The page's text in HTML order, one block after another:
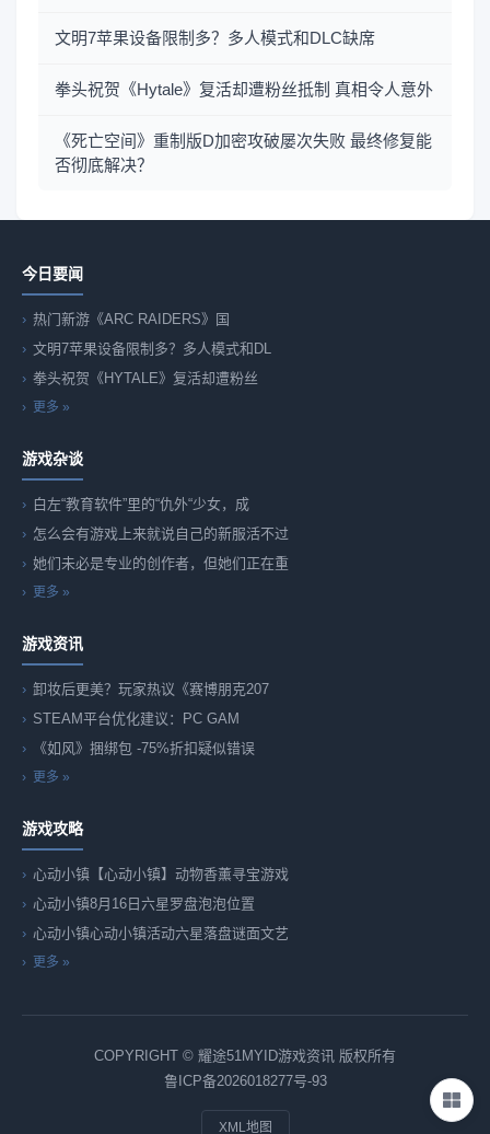
文明7苹果设备限制多？多人模式和DLC缺席
拳头祝贺《Hytale》复活却遭粉丝抵制 真相令人意外
《死亡空间》重制版D加密攻破屡次失败 最终修复能
否彻底解决？
今日要闻
热门新游《ARC RAIDERS》国
文明7苹果设备限制多？多人模式和DL
拳头祝贺《HYTALE》复活却遭粉丝
更多 »
游戏杂谈
白左“教育软件”里的“仇外“少女，成
怎么会有游戏上来就说自己的新服活不过
她们未必是专业的创作者，但她们正在重
更多 »
游戏资讯
卸妆后更美？玩家热议《赛博朋克207
STEAM平台优化建议：PC GAM
《如风》捆绑包 -75%折扣疑似错误
更多 »
游戏攻略
心动小镇【心动小镇】动物香薰寻宝游戏
心动小镇8月16日六星罗盘泡泡位置
心动小镇心动小镇活动六星落盘谜面文艺
更多 »
COPYRIGHT © 耀途51MYID游戏资讯 版权所有
鲁ICP备2026018277号-93
XML地图